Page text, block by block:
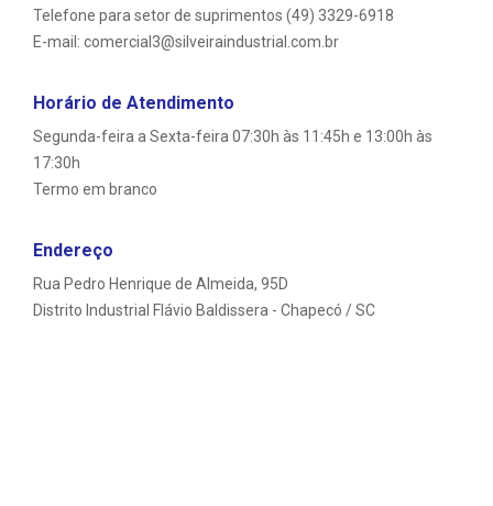
Telefone para setor de suprimentos (49) 3329-6918
E-mail: comercial3@silveiraindustrial.com.br
Horário de Atendimento
Segunda-feira a Sexta-feira 07:30h às 11:45h e 13:00h às
17:30h
Termo em branco
Endereço
Rua Pedro Henrique de Almeida, 95D
Distrito Industrial Flávio Baldissera - Chapecó / SC